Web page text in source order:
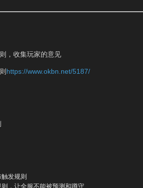
，收集玩家的意见
https://www.okbn.net/5187/
发规则
，让全服不能被预测和蹲守